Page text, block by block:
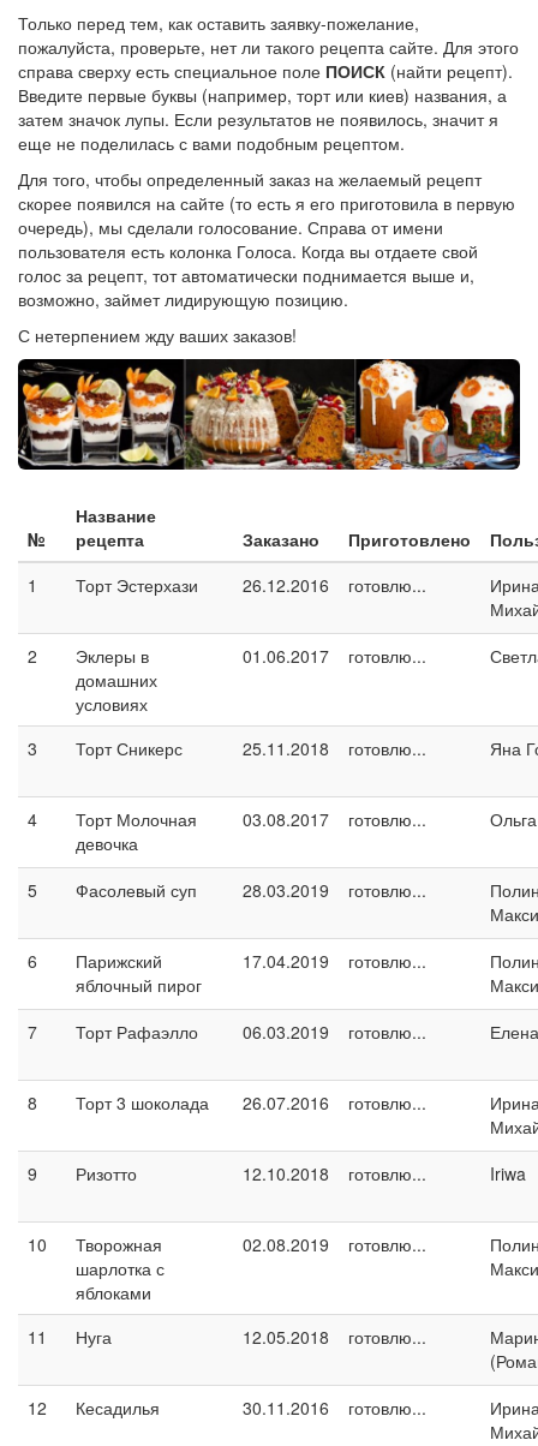
Только перед тем, как оставить заявку-пожелание,
пожалуйста, проверьте, нет ли такого рецепта сайте. Для этого
справа сверху есть специальное поле ПОИСК (найти рецепт).
Введите первые буквы (например, торт или киев) названия, а
затем значок лупы. Если результатов не появилось, значит я
еще не поделилась с вами подобным рецептом.
Для того, чтобы определенный заказ на желаемый рецепт
скорее появился на сайте (то есть я его приготовила в первую
очередь), мы сделали голосование. Справа от имени
пользователя есть колонка Голоса. Когда вы отдаете свой
голос за рецепт, тот автоматически поднимается выше и,
возможно, займет лидирующую позицию.
С нетерпением жду ваших заказов!
№
Название
рецепта
Заказано Приготовлено
1
Торт Эстерхази 26.12.2016 готовлю...
2
Эклеры в
домашних
условиях
01.06.2017 готовлю...
3 Торт Сникерс 25.11.2018 готовлю... Яна
4
Торт Молочная
девочка
03.08.2017 готовлю...
5 Фасолевый суп 28.03.2019 готовлю...
6
Парижский
яблочный пирог
17.04.2019 готовлю...
7
Торт Рафаэлло 06.03.2019 готовлю... Елена
8 Торт 3 шоколада 26.07.2016 готовлю...
9
Ризотто 12.10.2018 готовлю... Iriwa
10
Творожная
шарлотка с
яблоками
02.08.2019 готовлю...
11 Нуга 12.05.2018 готовлю...
12
Кесадилья 30.11.2016 готовлю...